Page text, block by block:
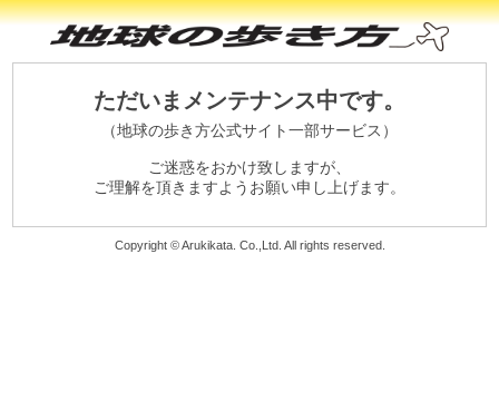
ただいまメンテナンス中です。
（地球の歩き方公式サイト一部サービス）
ご迷惑をおかけ致しますが、
ご理解を頂きますようお願い申し上げます。
Copyright © Arukikata. Co.,Ltd. All rights reserved.